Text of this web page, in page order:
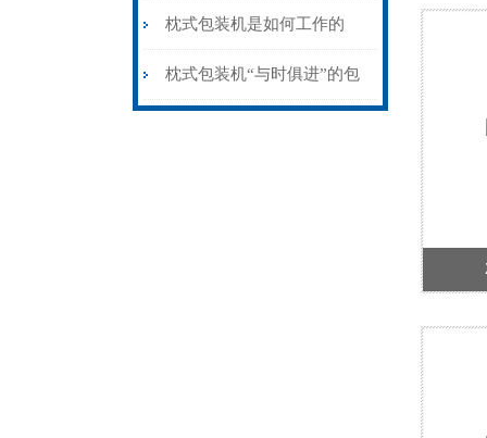
题时该如何解决
枕式包装机是如何工作的
枕式包装机“与时俱进”的包